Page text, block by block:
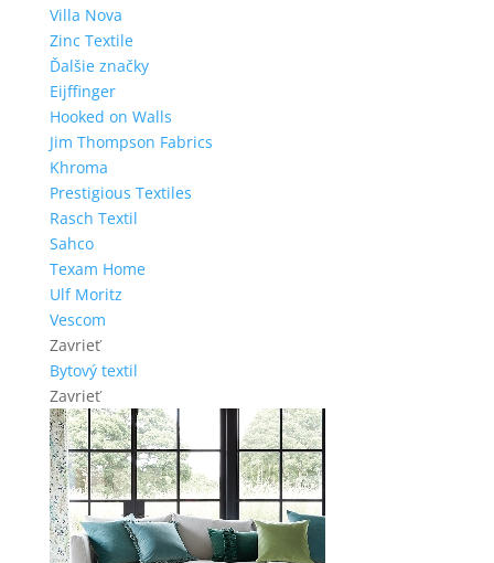
Villa Nova
Zinc Textile
Ďalšie značky
Eijffinger
Hooked on Walls
Jim Thompson Fabrics
Khroma
Prestigious Textiles
Rasch Textil
Sahco
Texam Home
Ulf Moritz
Vescom
Zavrieť
Bytový textil
Zavrieť